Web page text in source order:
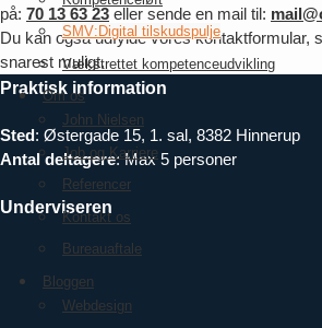
SMV:Digital tilskudspulje
Vækstrettet kompetenceudvikling
Om os
John Nielsen
Job og Karriere
Referencer
Kontakt os
Bureauaftale
Bloggen
Webdesign
på: 70 13 63 23 eller sende en mail til:
Du kan også udfylde vores kontaktformular,
snarest muligt.
Praktisk information
Sted: Østergade 15, 1. sal, 8382 Hinnerup
Antal deltagere: Max 5 personer
Underviseren